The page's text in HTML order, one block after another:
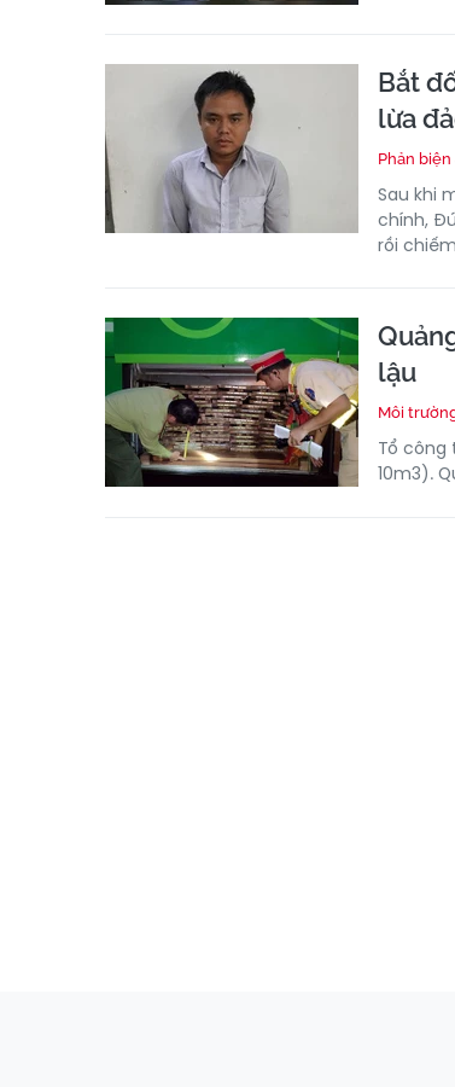
Bắt
lừa
Phản
Sau khi
chính,
rồi
lậu
Môi
Tổ công
10m3).